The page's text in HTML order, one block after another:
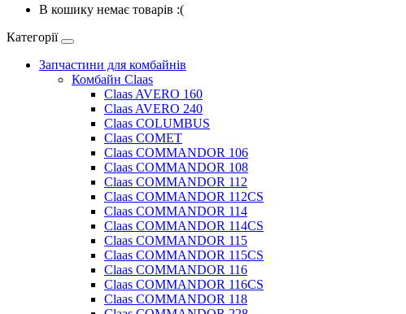
В кошику немає товарів :(
Категорії
Запчастини для комбайнів
Комбайн Claas
Claas AVERO 160
Claas AVERO 240
Claas COLUMBUS
Claas COMET
Claas COMMANDOR 106
Claas COMMANDOR 108
Claas COMMANDOR 112
Claas COMMANDOR 112CS
Claas COMMANDOR 114
Claas COMMANDOR 114CS
Claas COMMANDOR 115
Claas COMMANDOR 115CS
Claas COMMANDOR 116
Claas COMMANDOR 116CS
Claas COMMANDOR 118